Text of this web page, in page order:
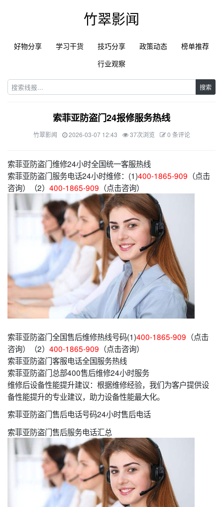
竹翠影闻
好物分享 学习干货 技巧分享 政策动态
榜单推荐
行业观察
搜索
索菲亚防盗门24报修服务热线
竹翠影闻 2026-03-07 12:43 37次浏览 0 条评论
索菲亚防盗门维修24小时全国统一客服热线
索菲亚防盗门服务电话24小时维修：(1)400-1865-909 （点击
咨询）（2） 400-1865-909 （点击咨询）
索菲亚防盗门全国售后维修热线号码(1)400-1865-909 （点击
咨询）（2） 400-1865-909 （点击咨询）
索菲亚防盗门客服电话全国服务热线
索菲亚防盗门总部400售后维修24小时服务
维修后设备性能提升建议：根据维修经验，我们为客户提供设
备性能提升的专业建议，助力设备性能最大化。
索菲亚防盗门售后电话号码24小时售后电话
索菲亚防盗门售后服务电话汇总